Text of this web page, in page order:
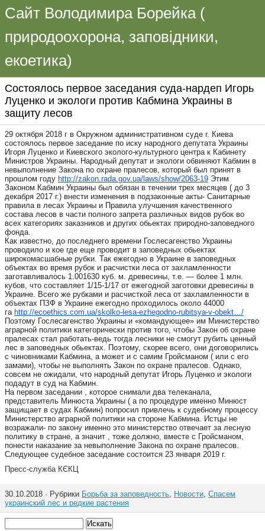
Сайт Володимира Борейка (
природоохорона, заповідники,
екоетика)
Состоялось первое заседания суда-нардеп Игорь
Луценко и экологи против Кабмина Украины в
защиту лесов
29 октября 2018 г в Окружном административном суде г. Киева
состоялось первое заседание по иску народного депутата Украины
Игоря Луценко и Киевского эколого-культурного центра к Кабинету
Министров Украины. Народный депутат и экологи обвиняют Кабмин в
невыполнение Закона по охране пралесов, который был принят в
прошлом году http://zakon.rada.gov.ua/laws/show/2063-19 Этим
Законом Кабмин Украины был обязан в течении трех месяцев ( до 3
декабря 2017 г.) внести изменения в подзаконные акты- Санитарные
правила в лесах Украины и Правила улучшения качественного
состава лесов в части полного запрета различных видов рубок во
всех категориях заказников и других обьектах природно-заповедного
фонда.
Как известно, до последнего времени Гослесагенство Украины
проводило и кое где еще проводит в заповедных обьектах
широкомасшабные рубки. Так ежегодно в Украине в заповедных
объектах во время рубок и расчистки леса от захламленности
заготавливалось 1.001630 куб. м. древесины, т.е. — более 1 млн.
кубов, что составляет 1/15-1/17 от ежегодной заготовки древесины в
Украине. Всего же рубками и расчисткой леса от захламленности в
объектах ПЗФ в Украине ежегодно проходилось около 44000
га http://ecoethics.com.ua/skolko- lesa-ezhegodno-rubitsya-v-obekt…/
Поэтому Гослесагенство Украины и «командующее» им Министерство
аграрной политики категорически против того, чтобы Закон об охране
пралесах стал работать-ведь тогда лесники не смогут рубить ценный
лес в заповедных обьектах. Поэтому, скорее всего, они договорились
с чиновниками Кабмина, а может и с самим Гройсманом ( или с его
замами), чтобы не выполнять Закон по охране пралесов. Однако,
совсем не ожидали, что народный депутат Игорь Луценко и экологи
подадут в суд на Кабмин.
На первом заседании , которое снимали два телеканала,
представитель Минюста Украины ( а по процедуре именно Минюст
защищает в судах Кабмин) попросил привлечь к судебному процессу
Министерство аграрной политики на стороне Кабмина. Истцы не
возражали- по закону именно это министерство отвечает за лесную
политику в стране, а значит , тоже должно, вместе с Гройсманом,
понести наказание за невыполнение Закона по охране пралесов.
Следующее судебное заседание состоится 23 января 2019 г.
Пресс-служба КЄКЦ
30.10.2018 · Рубрики Борьба за заповедность, Новости, Спасем
украинский лес и редкие растения